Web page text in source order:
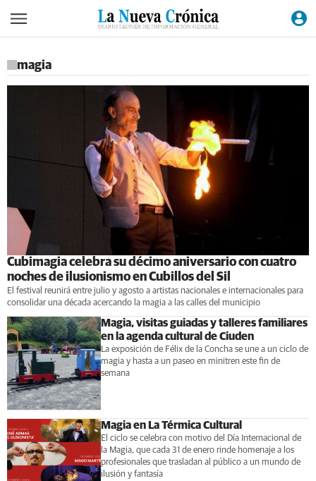
magia
Cubimagia celebra su décimo aniversario con cuatro
noches de ilusionismo en Cubillos del Sil
El festival reunirá entre julio y agosto a artistas nacionales e internacionales para
consolidar una década acercando la magia a las calles del municipio
Magia, visitas guiadas y talleres familiares
en la agenda cultural de Ciuden
La exposición de Félix de la Concha se une a un ciclo de
magia y hasta a un paseo en minitren este fin de
semana
Magia en La Térmica Cultural
El ciclo se celebra con motivo del Día Internacional de
la Magia, que cada 31 de enero rinde homenaje a los
profesionales que trasladan al público a un mundo de
ilusión y fantasía